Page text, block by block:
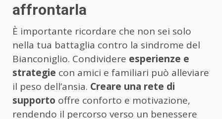
affrontarla
È importante ricordare che non sei solo
nella tua battaglia contro la sindrome del
Bianconiglio. Condividere esperienze e
strategie con amici e familiari può alleviare
il peso dell’ansia. Creare una rete di
supporto offre conforto e motivazione,
rendendo il percorso verso un benessere